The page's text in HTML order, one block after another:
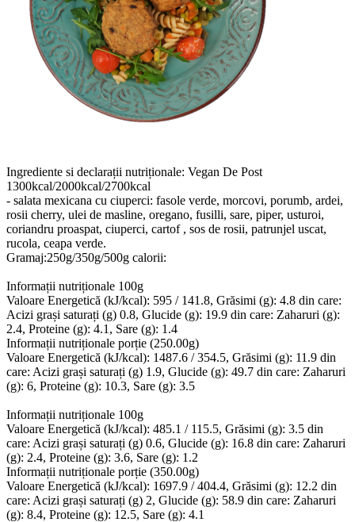
Ingrediente si declarații nutriționale: Vegan De Post
1300kcal/2000kcal/2700kcal
- salata mexicana cu ciuperci: fasole verde, morcovi, porumb, ardei,
rosii cherry, ulei de masline, oregano, fusilli, sare, piper, usturoi,
coriandru proaspat, ciuperci, cartof , sos de rosii, patrunjel uscat,
rucola, ceapa verde.
Gramaj:250g/350g/500g calorii:
Informații nutriționale 100g
Valoare Energetică (kJ/kcal): 595 / 141.8, Grăsimi (g): 4.8 din care:
Acizi grași saturați (g) 0.8, Glucide (g): 19.9 din care: Zaharuri (g):
2.4, Proteine (g): 4.1, Sare (g): 1.4
Informații nutriționale porție (250.00g)
Valoare Energetică (kJ/kcal): 1487.6 / 354.5, Grăsimi (g): 11.9 din
care: Acizi grași saturați (g) 1.9, Glucide (g): 49.7 din care: Zaharuri
(g): 6, Proteine (g): 10.3, Sare (g): 3.5
Informații nutriționale 100g
Valoare Energetică (kJ/kcal): 485.1 / 115.5, Grăsimi (g): 3.5 din
care: Acizi grași saturați (g) 0.6, Glucide (g): 16.8 din care: Zaharuri
(g): 2.4, Proteine (g): 3.6, Sare (g): 1.2
Informații nutriționale porție (350.00g)
Valoare Energetică (kJ/kcal): 1697.9 / 404.4, Grăsimi (g): 12.2 din
care: Acizi grași saturați (g) 2, Glucide (g): 58.9 din care: Zaharuri
(g): 8.4, Proteine (g): 12.5, Sare (g): 4.1